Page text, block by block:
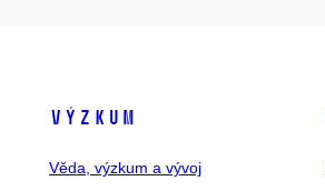
VÝZKUM
Věda, výzkum a vývoj